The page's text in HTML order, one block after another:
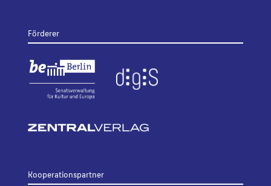
Förderer
Kooperationspartner